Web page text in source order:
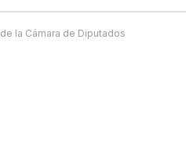
la Cámara de Diputados